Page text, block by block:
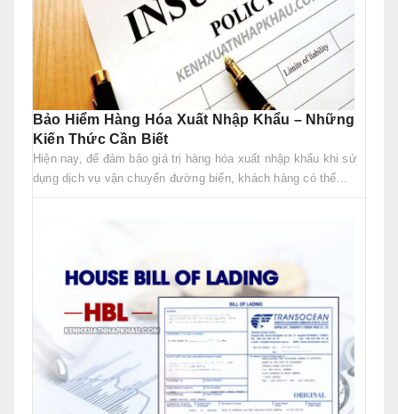
Bảo Hiểm Hàng Hóa Xuất Nhập Khẩu – Những
Kiến Thức Cần Biết
Hiện nay, để đảm bảo giá trị hàng hóa xuất nhập khẩu khi sử
dụng dịch vụ vận chuyển đường biển, khách hàng có thể...